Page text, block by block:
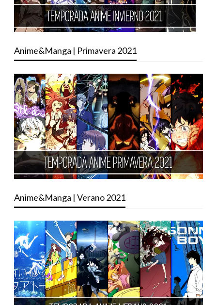
Anime&Manga | Primavera 2021
Anime&Manga | Verano 2021